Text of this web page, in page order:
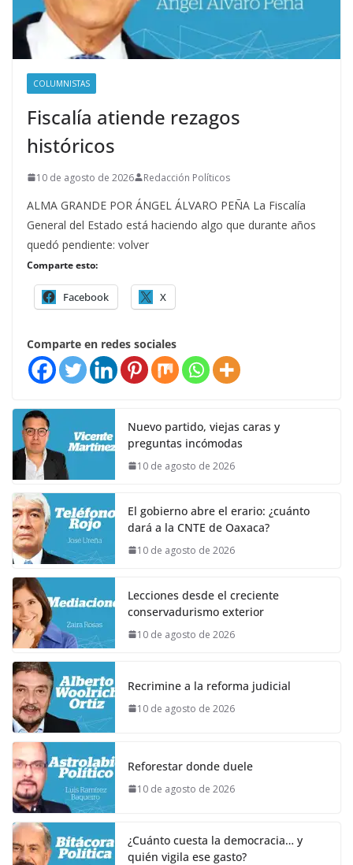
COLUMNISTAS
Fiscalía atiende rezagos
históricos
10 de agosto de 2026 Redacción Políticos
ALMA GRANDE POR ÁNGEL ÁLVARO PEÑA La Fiscalía
General del Estado está haciendo algo que durante años
quedó pendiente: volver
Comparte esto:
Facebook X
Comparte en redes sociales
Nuevo partido, viejas caras y
preguntas incómodas
10 de agosto de 2026
El gobierno abre el erario: ¿cuánto
dará a la CNTE de Oaxaca?
10 de agosto de 2026
Lecciones desde el creciente
conservadurismo exterior
10 de agosto de 2026
Recrimine a la reforma judicial
10 de agosto de 2026
Reforestar donde duele
10 de agosto de 2026
¿Cuánto cuesta la democracia… y
quién vigila ese gasto?